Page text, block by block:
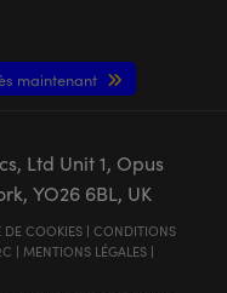
maintenant
Ltd Unit 1, Opus
YO26 6BL, UK
DE COOKIES| CONDITIONS
| MENTIONS LÉGALES|